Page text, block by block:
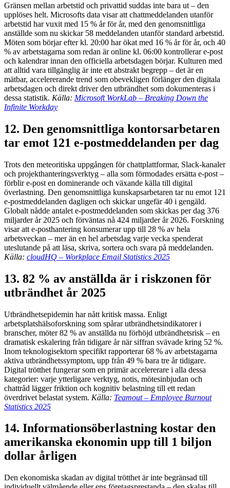
Gränsen mellan arbetstid och privattid suddas inte bara ut – den
upplöses helt. Microsofts data visar att chattmeddelanden utanför
arbetstid har vuxit med 15 % år för år, med den genomsnittliga
anställde som nu skickar 58 meddelanden utanför standard arbetstid.
Möten som börjar efter kl. 20:00 har ökat med 16 % år för år, och 40
% av arbetstagarna som redan är online kl. 06:00 kontrollerar e-post
och kalendrar innan den officiella arbetsdagen börjar. Kulturen med
att alltid vara tillgänglig är inte ett abstrakt begrepp – det är en
mätbar, accelererande trend som obevekligen förlänger den digitala
arbetsdagen och direkt driver den utbrändhet som dokumenteras i
dessa statistik. Källa: Microsoft WorkLab – Breaking Down the
Infinite Workday
12. Den genomsnittliga kontorsarbetaren
tar emot 121 e-postmeddelanden per dag
Trots den meteoritiska uppgången för chattplattformar, Slack-kanaler
och projekthanteringsverktyg – alla som förmodades ersätta e-post –
förblir e-post en dominerande och växande källa till digital
överlastning. Den genomsnittliga kunskapsarbetaren tar nu emot 121
e-postmeddelanden dagligen och skickar ungefär 40 i gengäld.
Globalt nådde antalet e-postmeddelanden som skickas per dag 376
miljarder år 2025 och förväntas nå 424 miljarder år 2026. Forskning
visar att e-posthantering konsumerar upp till 28 % av hela
arbetsveckan – mer än en hel arbetsdag varje vecka spenderat
uteslutande på att läsa, skriva, sortera och svara på meddelanden.
Källa: cloudHQ – Workplace Email Statistics 2025
13. 82 % av anställda är i riskzonen för
utbrändhet år 2025
Utbrändhetsepidemin har nått kritisk massa. Enligt
arbetsplatshälsoforskning som spårar utbrändhetsindikatorer i
branscher, möter 82 % av anställda nu förhöjd utbrändhetsrisk – en
dramatisk eskalering från tidigare år när siffran svävade kring 52 %.
Inom teknologisektorn specifikt rapporterar 68 % av arbetstagarna
aktiva utbrändhetssymptom, upp från 49 % bara tre år tidigare.
Digital trötthet fungerar som en primär accelererare i alla dessa
kategorier: varje ytterligare verktyg, notis, mötesinbjudan och
chattråd lägger friktion och kognitiv belastning till ett redan
överdrivet belastat system. Källa: Teamout – Employee Burnout
Statistics 2025
14. Informationsöberlastning kostar den
amerikanska ekonomin upp till 1 biljon
dollar årligen
Den ekonomiska skadan av digital trötthet är inte begränsad till